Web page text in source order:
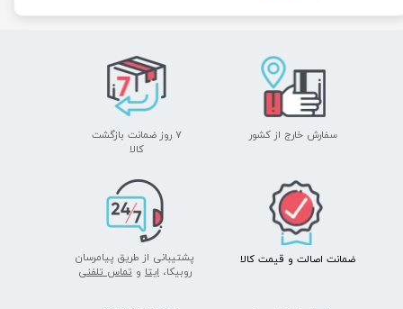
پشتیبانی از طریق پیامرسان
روبیکا،ایتا وتماس تلفنی
سفارش خارج از کشور
۷ روز ضمانت بازگشت
​​​​​​​کالا
ضمانت اصالت و قیمت​​​​​​​ کالا ​​​​​​​